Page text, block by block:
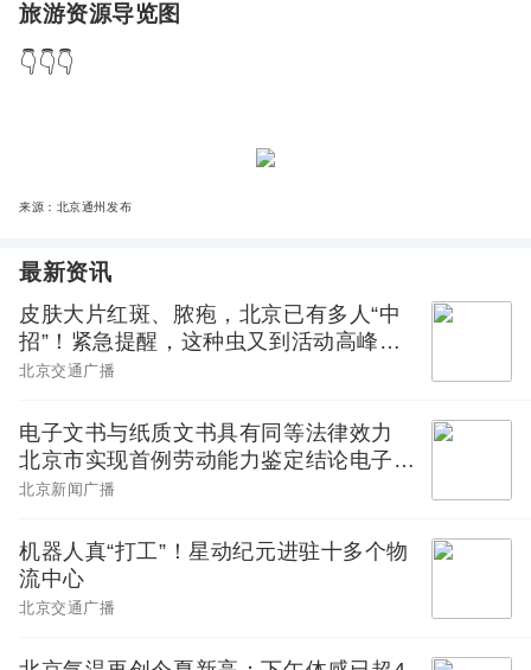
旅游资源导览图
👇👇👇
来源：北京通州发布
最新资讯
皮肤大片红斑、脓疱，北京已有多人“中
招”！紧急提醒，这种虫又到活动高峰期
——
北京交通广播
电子文书与纸质文书具有同等法律效力
北京市实现首例劳动能力鉴定结论电子送
达
北京新闻广播
机器人真“打工”！星动纪元进驻十多个物
流中心
北京交通广播